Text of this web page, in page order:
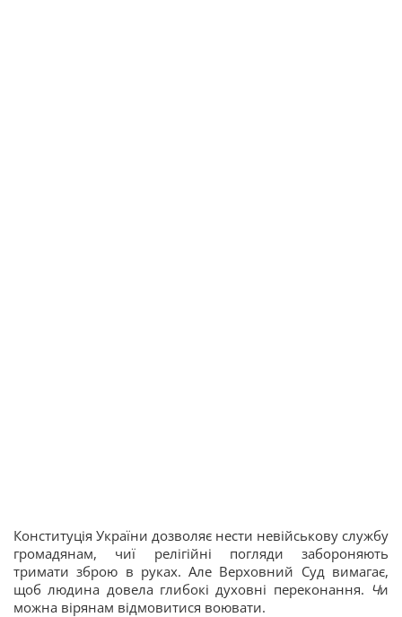
Конституція України дозволяє нести невійськову службу
громадянам, чиї релігійні погляди забороняють
тримати зброю в руках. Але Верховний Суд вимагає,
щоб людина довела глибокі духовні переконання. Чи
можна вірянам відмовитися воювати.